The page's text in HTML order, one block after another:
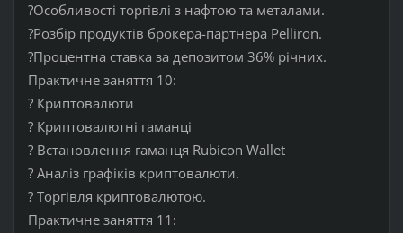
?Особливості торгівлі з нафтою та металами.
?Розбір продуктів брокера-партнера Pelliron.
?Процентна ставка за депозитом 36% річних.
Практичне заняття 10:
? Криптовалюти
? Криптовалютні гаманці
? Встановлення гаманця Rubicon Wallet
? Аналіз графіків криптовалюти.
? Торгівля криптовалютою.
Практичне заняття 11: